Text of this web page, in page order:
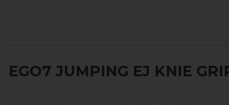
EGO7 JUMPING EJ KNIE